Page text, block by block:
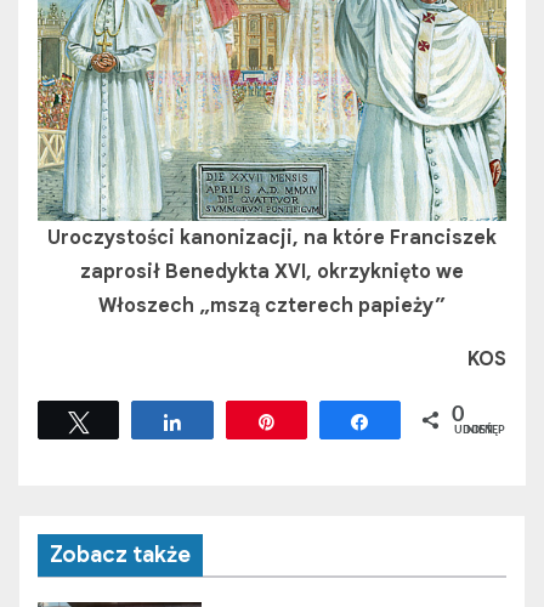
Uroczystości kanonizacji, na które Franciszek
zaprosił Benedykta XVI, okrzyknięto we
Włoszech „mszą czterech papieży”
KOS
Udostępnij Udostępnij
0
UDOSTĘPNIEŃ
Zobacz także